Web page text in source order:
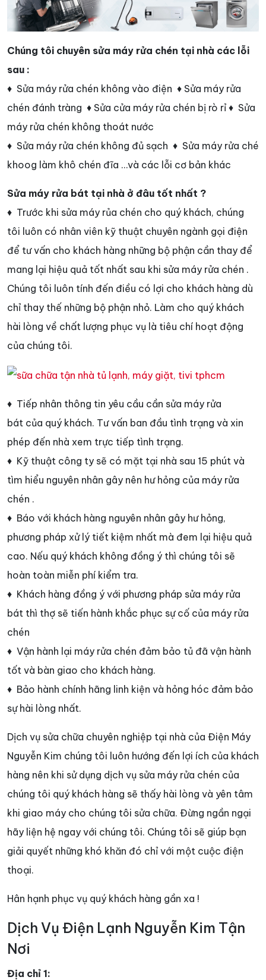
Chúng tôi chuyên sửa máy rửa chén tại nhà các lỗi
sau :
♦ Sửa máy rửa chén không vào điện ♦ Sửa máy rửa
chén đánh tràng ♦ Sửa cửa máy rửa chén bị rò rỉ ♦ Sửa
máy rửa chén không thoát nước
♦ Sửa máy rửa chén không đủ sạch ♦ Sửa máy rửa ché
khoog làm khô chén đĩa …và các lỗi cơ bản khác
Sửa máy rửa bát tại nhà ở đâu tốt nhất ?
♦ Trước khi sửa máy rủa chén cho quý khách, chúng
tôi luôn có nhân viên kỹ thuật chuyên ngành gọi điện
để tư vấn cho khách hàng những bộ phận cần thay để
mang lại hiệu quả tốt nhất sau khi sửa máy rửa chén .
Chúng tôi luôn tính đến điều có lợi cho khách hàng dù
chỉ thay thế những bộ phận nhỏ. Làm cho quý khách
hài lòng về chất lượng phục vụ là tiêu chí hoạt động
của chúng tôi.
♦ Tiếp nhân thông tin yêu cầu cần sửa máy rửa
bát của quý khách. Tư vấn ban đầu tình trạng và xin
phép đến nhà xem trực tiếp tình trạng.
♦ Kỹ thuật công ty sẽ có mặt tại nhà sau 15 phút và
tìm hiểu nguyên nhân gây nên hư hỏng của máy rửa
chén .
♦ Báo với khách hàng nguyên nhân gây hư hỏng,
phương pháp xử lý tiết kiệm nhất mà đem lại hiệu quả
cao. Nếu quý khách không đồng ý thì chúng tôi sẽ
hoàn toàn miễn phí kiểm tra.
♦ Khách hàng đồng ý với phương pháp sửa máy rửa
bát thì thợ sẽ tiến hành khắc phục sự cố của máy rửa
chén
♦ Vận hành lại máy rửa chén đảm bảo tủ đã vận hành
tốt và bàn giao cho khách hàng.
♦ Bảo hành chính hãng linh kiện và hỏng hóc đảm bảo
sự hài lòng nhất.
Dịch vụ sửa chữa chuyên nghiệp tại nhà của Điện Máy
Nguyễn Kim chúng tôi luôn hướng đến lợi ích của khách
hàng nên khi sử dụng dịch vụ sửa máy rửa chén của
chúng tôi quý khách hàng sẽ thấy hài lòng và yên tâm
khi giao máy cho chúng tôi sửa chữa. Đừng ngần ngại
hãy liện hệ ngay với chúng tôi. Chúng tôi sẽ giúp bạn
giải quyết những khó khăn đó chỉ với một cuộc điện
thoại.
Hân hạnh phục vụ quý khách hàng gần xa !
Dịch Vụ Điện Lạnh Nguyễn Kim Tận
Nơi
Địa chỉ 1: